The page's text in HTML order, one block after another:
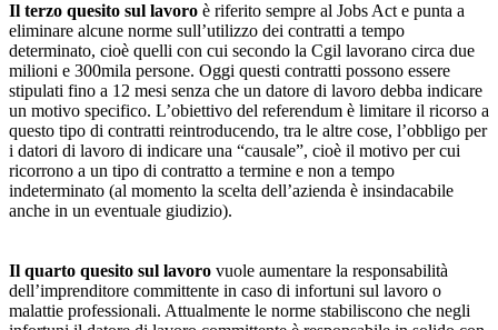
Il terzo quesito sul lavoro è riferito sempre al Jobs Act e punta a
eliminare alcune norme sull’utilizzo dei contratti a tempo
determinato, cioè quelli con cui secondo la Cgil lavorano circa due
milioni e 300mila persone. Oggi questi contratti possono essere
stipulati fino a 12 mesi senza che un datore di lavoro debba indicare
un motivo specifico. L’obiettivo del referendum è limitare il ricorso a
questo tipo di contratti reintroducendo, tra le altre cose, l’obbligo per
i datori di lavoro di indicare una “causale”, cioè il motivo per cui
ricorrono a un tipo di contratto a termine e non a tempo
indeterminato (al momento la scelta dell’azienda è insindacabile
anche in un eventuale giudizio).
Il quarto quesito sul lavoro vuole aumentare la responsabilità
dell’imprenditore committente in caso di infortuni sul lavoro o
malattie professionali. Attualmente le norme stabiliscono che negli